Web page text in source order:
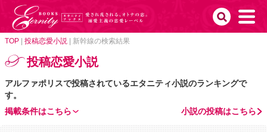
TOP 投稿恋愛小説 新幹線の検索結果
投稿恋愛小説
アルファポリスで投稿されているエタニティ小説のランキングで
す。
小説の投稿はこちら
掲載条件はこちら